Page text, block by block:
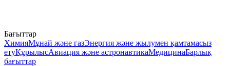
Бағыттар
ХимияМұнай және газЭнергия және жылумен қамтамасыз
етуҚұрылысАвиация және астронавтикаМедицинаБарлық
бағыттар